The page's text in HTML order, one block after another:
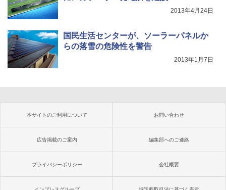
2013年4月24日
国民生活センターが、ソーラーパネルか
らの落雪の危険性を警告
2013年1月7日
本サイトのご利用について お問い合わせ
広告掲載のご案内 編集部へのご連絡
プライバシーポリシー 会社概要